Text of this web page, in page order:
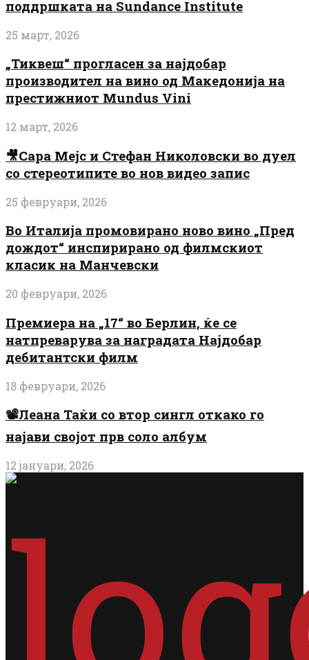
поддршката на Sundance Institute
25 март, 2026
„Тиквеш“ прогласен за најдобар
производител на вино од Македонија на
престижниот Mundus Vini
12 март, 2026
🎥Сара Мејс и Стефан Николовски во дуел
со стереотипите во нов видео запис
25 февруари, 2026
Во Италија промовирано ново вино „Пред
дождот“ инспирирано од филмскиот
класик на Манчевски
20 февруари, 2026
Премиера на „17“ во Берлин, ќе се
натпреварува за наградата Најдобар
дебитантски филм
18 февруари, 2026
📽️Леана Таќи со втор сингл откако го
најави својот прв соло албум
12 јануари, 2026